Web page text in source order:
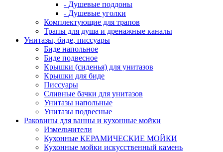
- Душевые поддоны
- Душевые уголки
Комплектующие для трапов
Трапы для душа и дренажные каналы
Унитазы, биде, писсуары
Биде напольное
Биде подвесное
Крышки (сиденья) для унитазов
Крышки для биде
Писсуары
Сливные бачки для унитазов
Унитазы напольные
Унитазы подвесные
Раковины для ванны и кухонные мойки
Измельчители
Кухонные КЕРАМИЧЕСКИЕ МОЙКИ
Кухонные мойки искусственный камень